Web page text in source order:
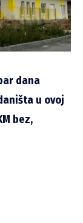
dana
u ovoj
bez,